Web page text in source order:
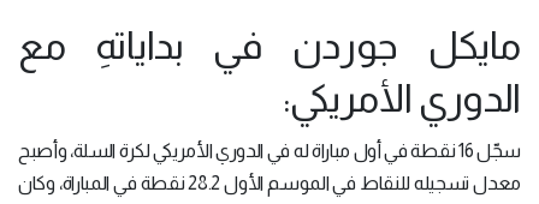
مايكل جوردن في بداياتهِ مع
الدوري الأمريكي:
سجّل 16 نقطة في أول مباراة له في الدوري الأمريكي لكرة السلة، وأصبح
معدل تسجيله للنقاط في الموسم الأول 28.2 نقطة في المباراة، وكان